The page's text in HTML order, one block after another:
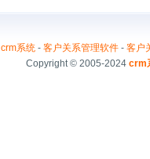
crm系统 - 客户关系管理软件 - 客户
Copyright © 2005-2024 crm